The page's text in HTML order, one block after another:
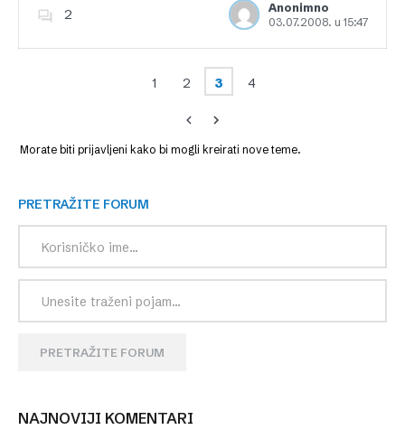
2
Anonimno
03.07.2008. u 15:47
Dodajte u favorite
1 2 3 4
Morate biti prijavljeni kako bi mogli kreirati nove teme.
PRETRAŽITE FORUM
PRETRAŽITE FORUM
NAJNOVIJI KOMENTARI